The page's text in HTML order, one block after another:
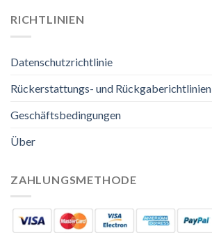
RICHTLINIEN
Datenschutzrichtlinie
Rückerstattungs- und Rückgaberichtlinien
Geschäftsbedingungen
Über
ZAHLUNGSMETHODE